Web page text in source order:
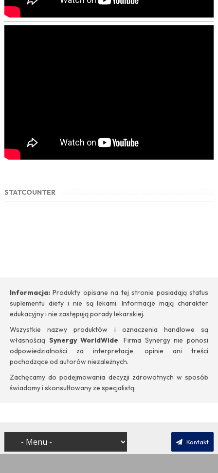
STATCOUNTER
Informacja: Produkty opisane na tej stronie posiadają status
suplementu diety i nie są lekami. Informacje mają charakter
edukacyjny i nie zastępują porady lekarskiej.
Wszystkie nazwy produktów i oznaczenia handlowe są
własnością Synergy WorldWide. Firma Synergy nie ponosi
odpowiedzialności za interpretacje, opinie ani treści
pochodzące od autorów niezależnych.
Zachęcamy do podejmowania decyzji zdrowotnych w sposób
świadomy i skonsultowany ze specjalistą.
Kontakt